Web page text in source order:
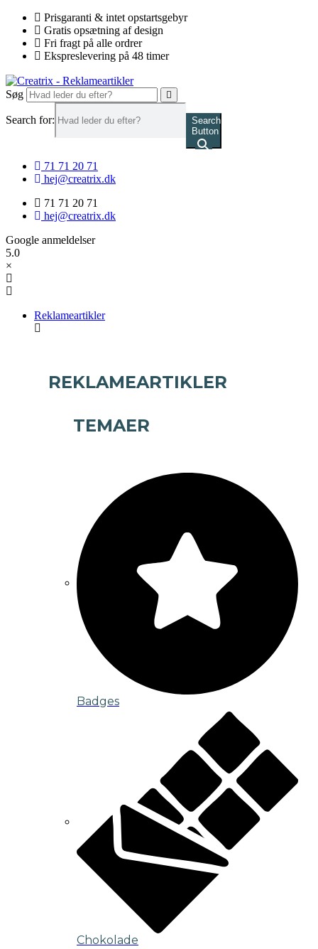
Videre
indhold
Prisgaranti & intet opstartsgebyr
Gratis opsætning af design
Fri fragt på alle ordrer
Ekspreslevering på 48 timer
Søg
Search for:
Search
Button
71 71 20 71
hej@creatrix.dk
71 71 20 71
hej@creatrix.dk
Google anmeldelser
5.0
×
Reklameartikler
REKLAMEARTIKLER
TEMAER
Badges
Chokolade